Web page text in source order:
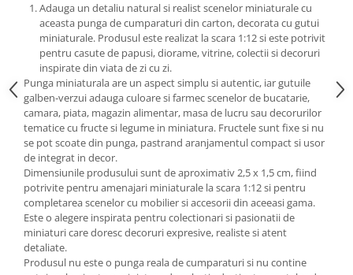
Limuzine, Hatchback si Sedan
Machete Prezidentiale 1:43
Machete Raliu 1:43 – Miniaturi
Oficiale și Replici Mașini de Raliu
Machete SUV-uri 1:43 – Miniaturi
Off-Road si Vehicule 4x4
Machete Taxi 1:43
Machete Van-uri si Dubite 1:43 –
Miniaturi Autoutilitare si Vehicule
Comerciale
Muscle Cars / Sport 1:43
MACHETE AUTO ROMANESTI
Machete Auto Romanesti 1:43
Machete Auto Romanesti 1:18
Machete Auto Romanesti 1:24
Adauga un detaliu natural si realist scenelor miniaturale cu
aceasta punga de cumparaturi din carton, decorata cu gutui
miniaturale. Produsul este realizat la scara 1:12 si este potrivit
pentru casute de papusi, diorame, vitrine, colectii si decoruri
inspirate din viata de zi cu zi.
Punga miniaturala are un aspect simplu si autentic, iar gutuile
galben-verzui adauga culoare si farmec scenelor de bucatarie,
camara, piata, magazin alimentar, masa de lucru sau decorurilor
tematice cu fructe si legume in miniatura. Fructele sunt fixe si nu
se pot scoate din punga, pastrand aranjamentul compact si usor
de integrat in decor.
Dimensiunile produsului sunt de aproximativ 2,5 x 1,5 cm, fiind
potrivite pentru amenajari miniaturale la scara 1:12 si pentru
completarea scenelor cu mobilier si accesorii din aceeasi gama.
Este o alegere inspirata pentru colectionari si pasionatii de
miniaturi care doresc decoruri expresive, realiste si atent
detaliate.
Produsul nu este o punga reala de cumparaturi si nu contine